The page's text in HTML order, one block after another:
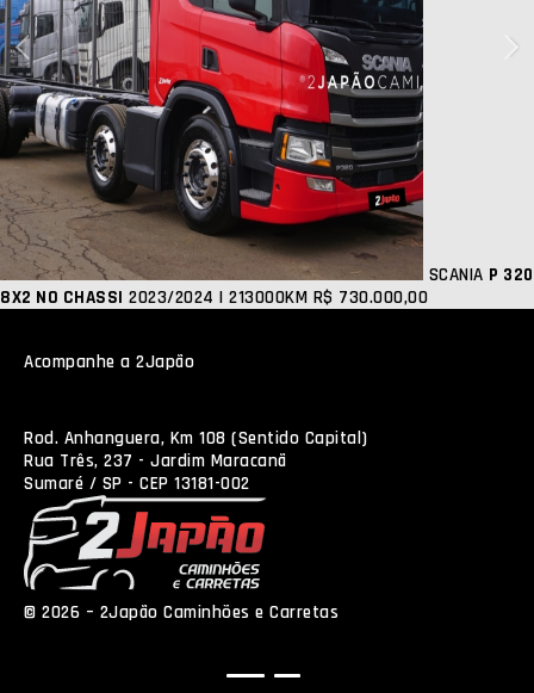
SCANIA P 320
8X2 NO CHASSI 2023/2024 | 213000KM R$ 730.000,00
Acompanhe a 2Japão
Rod. Anhanguera, Km 108 (Sentido Capital)
Rua Três, 237 - Jardim Maracanã
Sumaré / SP - CEP 13181-002
© 2026 – 2Japão Caminhões e Carretas